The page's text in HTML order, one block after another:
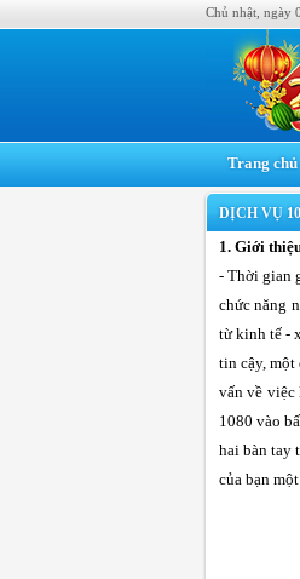
Chủ nhật, ngày
Trang chủ
DỊCH VỤ
1. Giới
- Thời gian
chức năng
từ kinh tế -
tin cậy,
vấn về việc
1080 vào
hai bàn tay
của bạn